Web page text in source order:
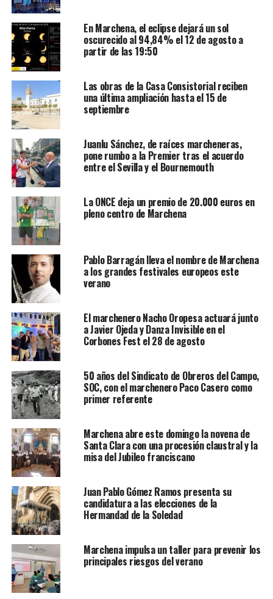
En Marchena, el eclipse dejará un sol
oscurecido al 94,84% el 12 de agosto a
partir de las 19:50
Las obras de la Casa Consistorial reciben
una última ampliación hasta el 15 de
septiembre
Juanlu Sánchez, de raíces marcheneras,
pone rumbo a la Premier tras el acuerdo
entre el Sevilla y el Bournemouth
La ONCE deja un premio de 20.000 euros en
pleno centro de Marchena
Pablo Barragán lleva el nombre de Marchena
a los grandes festivales europeos este
verano
El marchenero Nacho Oropesa actuará junto
a Javier Ojeda y Danza Invisible en el
Corbones Fest el 28 de agosto
50 años del Sindicato de Obreros del Campo,
SOC, con el marchenero Paco Casero como
primer referente
Marchena abre este domingo la novena de
Santa Clara con una procesión claustral y la
misa del Jubileo franciscano
Juan Pablo Gómez Ramos presenta su
candidatura a las elecciones de la
Hermandad de la Soledad
Marchena impulsa un taller para prevenir los
principales riesgos del verano